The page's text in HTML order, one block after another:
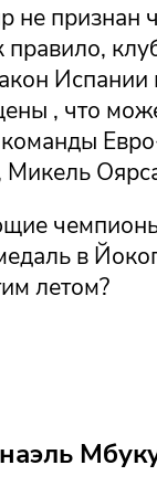
не признан
Испании
, что
в
летом?